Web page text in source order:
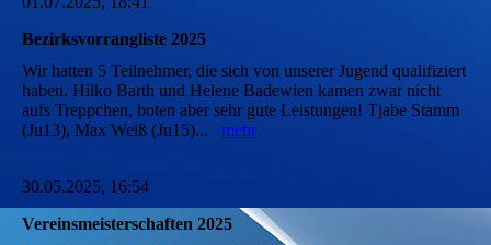
Bezirksvorrangliste 2025
Wir hatten 5 Teilnehmer, die sich von unserer Jugend qualifiziert
haben. Hilko Barth und Helene Badewien kamen zwar nicht
aufs Treppchen, boten aber sehr gute Leistungen! Tjabe Stamm
(Ju13), Max Weiß (Ju15)... mehr
30.05.2025, 16:54
Vereinsmeisterschaften 2025